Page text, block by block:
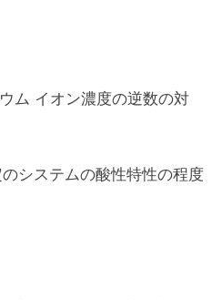
ム イオン濃度の逆数の対
システムの酸性特性の程度